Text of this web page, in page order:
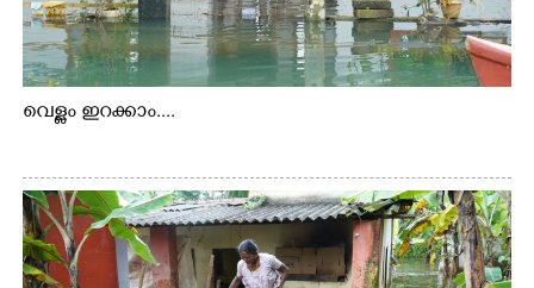
വെള്ളം ഇറക്കാം....